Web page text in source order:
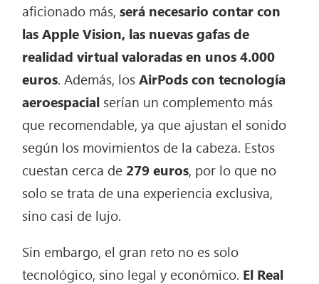
aficionado más,será necesario contar con
las Apple Vision, las nuevas gafas de
realidad virtual valoradas en unos 4.000
euros. Además, losAirPods con tecnología
aeroespacial serían un complemento más
que recomendable, ya que ajustan el sonido
según los movimientos de la cabeza. Estos
cuestan cerca de 279 euros, por lo que no
solo se trata de una experiencia exclusiva,
sino casi de lujo.
Sin embargo, el gran reto no es solo
tecnológico, sino legal y económico. El Real